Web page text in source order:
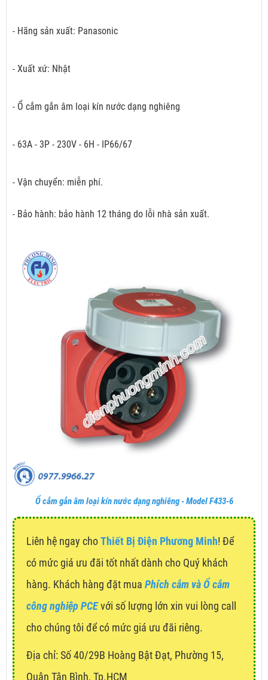
- Hãng sản xuất: Panasonic
- Xuất xứ: Nhật
- Ổ cắm gắn âm loại kín nước dạng nghiêng
- 63A - 3P - 230V - 6H - IP66/67
- Vận chuyển: miễn phí.
- Bảo hành: bảo hành 12 tháng do lỗi nhà sản xuất.
Ổ cắm gắn âm loại kín nước dạng nghiêng - Model F433-6
Liên hệ ngay choThiết Bị Điện Phương Minh! Để
có mức giá ưu đãi tốt nhất dành cho Quý khách
hàng. Khách hàng đặt mua Phích cắm và Ổ cắm
công nghiệp PCEvới số lượng lớn xin vui lòng call
cho chúng tôi để có mức giá ưu đãi riêng.
Địa chỉ: Số 40/29B Hoàng Bật Đạt, Phường 15,
Quận Tân Bình, Tp.HCM